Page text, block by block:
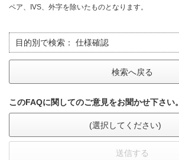
ペア、IVS、外字を除いたものとなります。
目的別で検索： 仕様確認
検索へ戻る
このFAQに関してのご意見をお聞かせ下さい。
(選択してください)
送信する